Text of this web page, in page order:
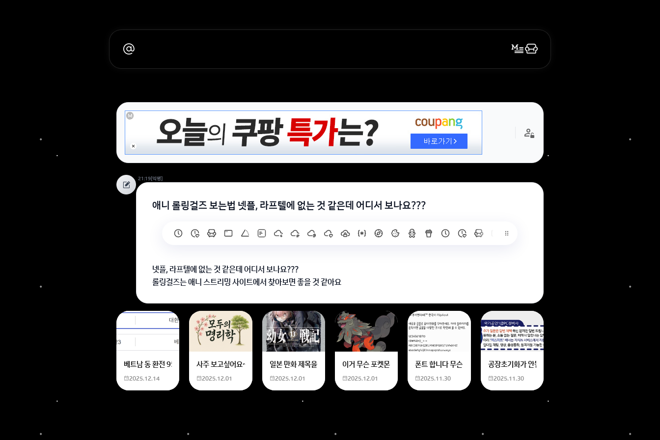
21:19[익명]
애니 롤링걸즈 보는법 넷플, 라프텔에 없는 것 같은데 어디서 보나요???
넷플, 라프텔에 없는 것 같은데 어디서 보나요???
롤링걸즈는 애니 스트리밍 사이트에서 찾아보면 좋을 것 같아요
회원가입 혹은 광고 [X]를 누르면 내용이 보입니다
베트남 동 환전 950,000원동 한화 계산할때0하나 빼고 나누기 2하면 되는거 아닌가요??제가 알고 있는거랑
2025.12.14
사주 보고싶어요~ 사주 보고 싶은데 어디서 봐야할 지모르겠어요여자 양력 2007 04 06
2025.12.01
일본 만화 제목을 찾습니다 - 비행 마법 저격 여자 기억하기로는 위의 내용에 있는 일본 만화 제목을 찾습니다. 만화의 내용은
2025.12.01
이거 무슨 포켓몬이에요? 신기하네요
2025.12.01
폰트 합니다 무슨 폰트인지 알려주세요
2025.11.30
공장초기화가 안됩니다 제가 볼륨 아래버튼이랑 전원버튼
2025.11.30